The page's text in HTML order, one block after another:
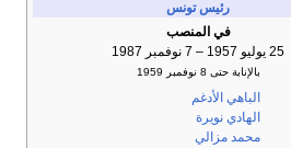
رئيس تونس
في المنصب
25 يوليو 1957 – 7 نوفمبر 1987
بالإنابة حتى 8 نوفمبر 1959
الباهي الأدغم
الهادي نويرة
محمد مزالي